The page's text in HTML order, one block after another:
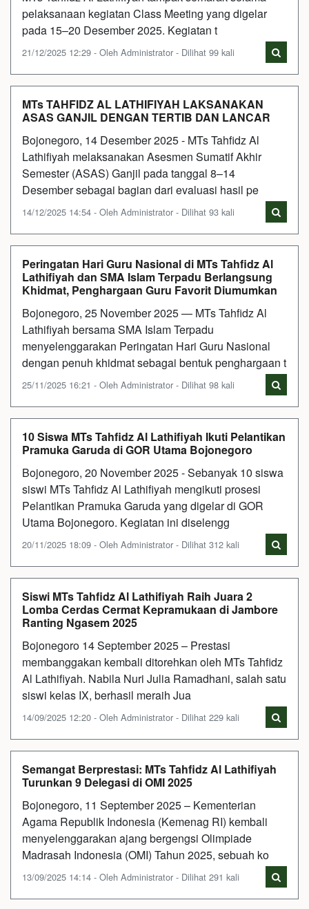
pelaksanaan kegiatan Class Meeting yang digelar
pada 15–20 Desember 2025. Kegiatan t
21/12/2025 12:29 - Oleh Administrator - Dilihat 99 kali
MTs TAHFIDZ AL LATHIFIYAH LAKSANAKAN
ASAS GANJIL DENGAN TERTIB DAN LANCAR
Bojonegoro, 14 Desember 2025 - MTs Tahfidz Al
Lathifiyah melaksanakan Asesmen Sumatif Akhir
Semester (ASAS) Ganjil pada tanggal 8–14
Desember sebagai bagian dari evaluasi hasil pe
14/12/2025 14:54 - Oleh Administrator - Dilihat 93 kali
Peringatan Hari Guru Nasional di MTs Tahfidz Al
Lathifiyah dan SMA Islam Terpadu Berlangsung
Khidmat, Penghargaan Guru Favorit Diumumkan
Bojonegoro, 25 November 2025 — MTs Tahfidz Al
Lathifiyah bersama SMA Islam Terpadu
menyelenggarakan Peringatan Hari Guru Nasional
dengan penuh khidmat sebagai bentuk penghargaan t
25/11/2025 16:21 - Oleh Administrator - Dilihat 98 kali
10 Siswa MTs Tahfidz Al Lathifiyah Ikuti Pelantikan
Pramuka Garuda di GOR Utama Bojonegoro
Bojonegoro, 20 November 2025 - Sebanyak 10 siswa
siswi MTs Tahfidz Al Lathifiyah mengikuti prosesi
Pelantikan Pramuka Garuda yang digelar di GOR
Utama Bojonegoro. Kegiatan ini diselengg
20/11/2025 18:09 - Oleh Administrator - Dilihat 312 kali
Siswi MTs Tahfidz Al Lathifiyah Raih Juara 2
Lomba Cerdas Cermat Kepramukaan di Jambore
Ranting Ngasem 2025
Bojonegoro 14 September 2025 – Prestasi
membanggakan kembali ditorehkan oleh MTs Tahfidz
Al Lathifiyah. Nabila Nuri Julia Ramadhani, salah satu
siswi kelas IX, berhasil meraih Jua
14/09/2025 12:20 - Oleh Administrator - Dilihat 229 kali
Semangat Berprestasi: MTs Tahfidz Al Lathifiyah
Turunkan 9 Delegasi di OMI 2025
Bojonegoro, 11 September 2025 – Kementerian
Agama Republik Indonesia (Kemenag RI) kembali
menyelenggarakan ajang bergengsi Olimpiade
Madrasah Indonesia (OMI) Tahun 2025, sebuah ko
13/09/2025 14:14 - Oleh Administrator - Dilihat 291 kali